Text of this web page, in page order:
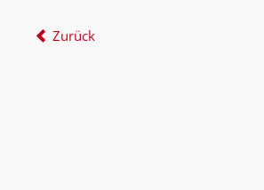
Zurück